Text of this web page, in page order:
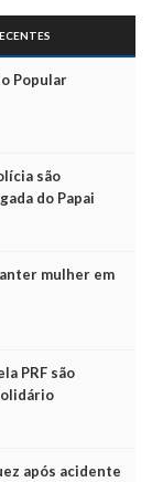
Popular
são
do Papai
mulher em
PRF são
após acidente